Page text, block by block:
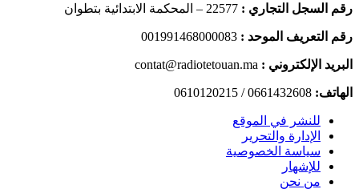
رقم السجل التجاري : 22577 – المحكمة الابتدائية بتطوان
رقم التعريف الموحد : 001991468000083
البريد الإلكتروني : contat@radiotetouan.ma
الهاتف: 0661432608 / 0610120215
للنشر في الموقع
الإدارة والتحرير
سياسة الخصوصية
للإشهار
من نحن